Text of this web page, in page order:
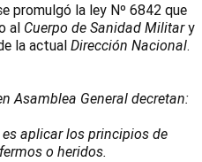
promulgó la ley Nº 6842 que
al Cuerpo de Sanidad Military
la actual Dirección Nacional.
Asamblea General decretan:
es aplicar los principios de
o heridos.